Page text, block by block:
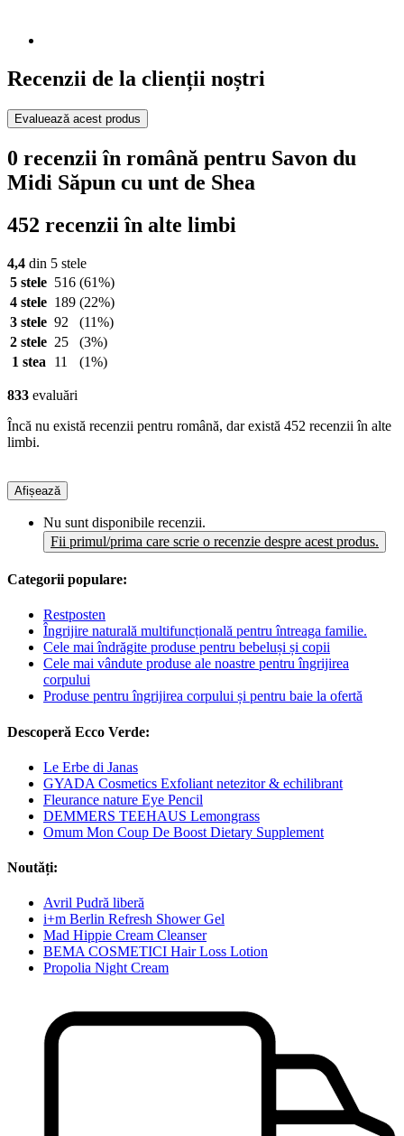
Recenzii de la clienții noștri
Evaluează acest produs
0 recenzii în română pentru Savon du
Midi Săpun cu unt de Shea
452 recenzii în alte limbi
4,4 din 5 stele
5 stele 516 (61%)
4 stele 189 (22%)
3 stele 92
(11%)
2 stele 25
(3%)
1 stea
11 (1%)
833 evaluări
Încă nu există recenzii pentru română, dar există 452 recenzii în alte
limbi.
Afișează
Nu sunt disponibile recenzii.
Fii primul/prima care scrie o recenzie despre acest produs.
Categorii populare:
Restposten
Îngrijire naturală multifuncțională pentru întreaga familie.
Cele mai îndrăgite produse pentru bebeluși și copii
Cele mai vândute produse ale noastre pentru îngrijirea
corpului
Produse pentru îngrijirea corpului și pentru baie la ofertă
Descoperă Ecco Verde:
Le Erbe di Janas
GYADA Cosmetics Exfoliant netezitor & echilibrant
Fleurance nature Eye Pencil
DEMMERS TEEHAUS Lemongrass
Omum Mon Coup De Boost Dietary Supplement
Noutăți:
Avril Pudră liberă
i+m Berlin Refresh Shower Gel
Mad Hippie Cream Cleanser
BEMA COSMETICI Hair Loss Lotion
Propolia Night Cream